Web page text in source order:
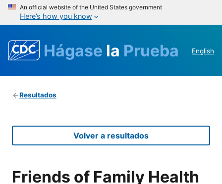
An official website of the United States government
Here’s how you know
Hágase la Prueba English
Resultados
Volver a resultados
Friends of Family Health